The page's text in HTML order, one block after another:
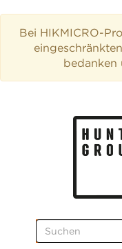
Bei HIKMICRO-
bedanken